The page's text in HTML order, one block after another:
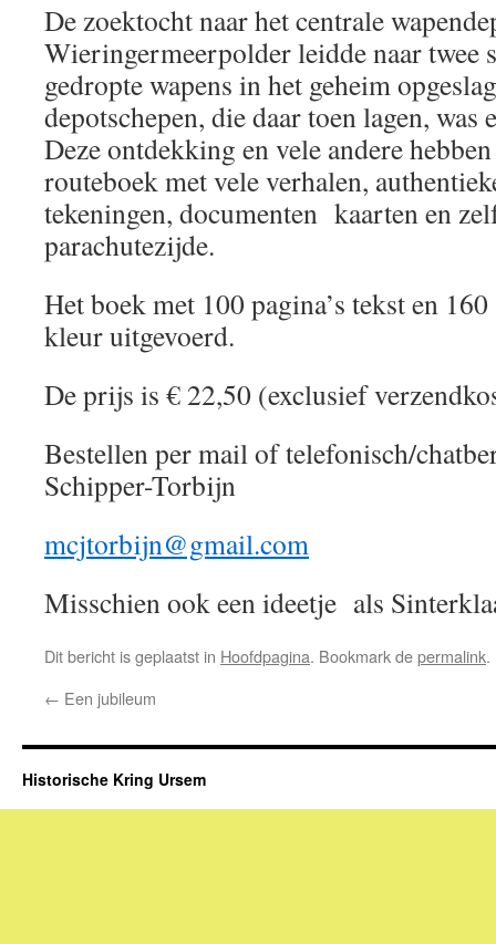
De zoektocht naar het centrale
Wieringermeerpolder leidde naar twee
gedropte wapens in het geheim
depotschepen, die daar toen lagen, was
Deze ontdekking en vele andere
routeboek met vele verhalen,
tekeningen, documenten kaarten en
parachutezijde.
Het boek met 100 pagina’s tekst en
kleur uitgevoerd.
De prijs is € 22,50 (exclusief
Bestellen per mail of telefonisch/
Schipper-Torbijn
mcjtorbijn@gmail.com
Misschien ook een ideetje als
Dit bericht is geplaatst in Hoofdpagina. Bookmark depermalink.
← Een jubileum
Historische Kring Ursem